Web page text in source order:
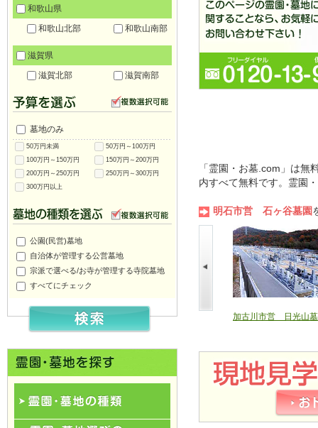
「霊園・お墓.com」は
内すべて無料です。霊園
明石市営 石ヶ谷墓園
北山公園墓地 高砂市営 高砂市公園墓地 加古川市営 日光山
和歌山県
和歌山北部
和歌山南部
滋賀県
滋賀北部
滋賀南部
墓地のみ
50万円未満
50万円～100万円
100万円～150万円
150万円～200万円
200万円～250万円
250万円～300万円
300万円以上
公園(民営)墓地
自治体が管理する公営墓地
宗派で選べる/お寺が管理する寺院墓地
すべてにチェック
霊園･墓地の種類